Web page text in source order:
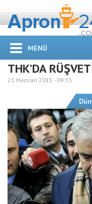
MENÜ
THK’DA
21 Haziran 2015 - 09:55